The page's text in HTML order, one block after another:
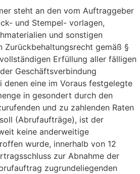
steht an den vom Auftraggeber
und Stempel- vorlagen,
und sonstigen
Zurückbehaltungsrecht gemäß §
Erfüllung aller fälligen
Geschäftsverbindung
denen eine im Voraus festgelegte
in gesondert durch den
und zu zahlenden Raten
(Abrufaufträge), ist der
keine anderweitige
wurde, innerhalb von 12
zur Abnahme der
zugrundeliegenden